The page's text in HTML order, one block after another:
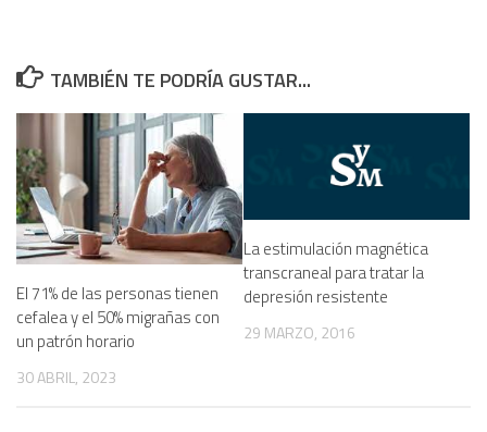
TAMBIÉN TE PODRÍA GUSTAR...
El 71% de las personas tienen
cefalea y el 50% migrañas con
un patrón horario
30 ABRIL, 2023
La estimulación magnética
transcraneal para tratar la
depresión resistente
29 MARZO, 2016